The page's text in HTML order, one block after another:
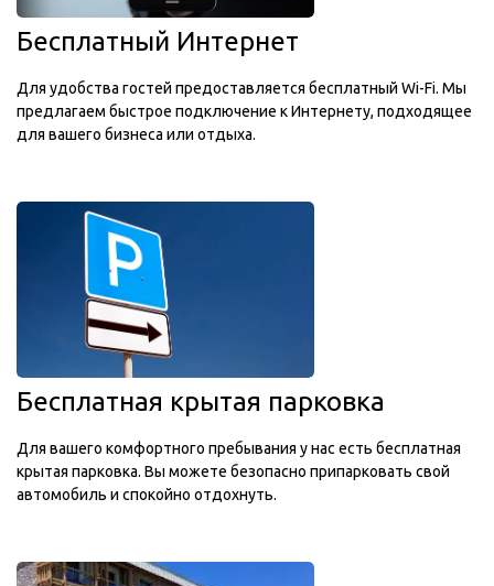
Бесплатный Интернет
Для удобства гостей предоставляется бесплатный Wi-Fi. Мы
предлагаем быстрое подключение к Интернету, подходящее
для вашего бизнеса или отдыха.
Бесплатная крытая парковка
Для вашего комфортного пребывания у нас есть бесплатная
крытая парковка. Вы можете безопасно припарковать свой
автомобиль и спокойно отдохнуть.